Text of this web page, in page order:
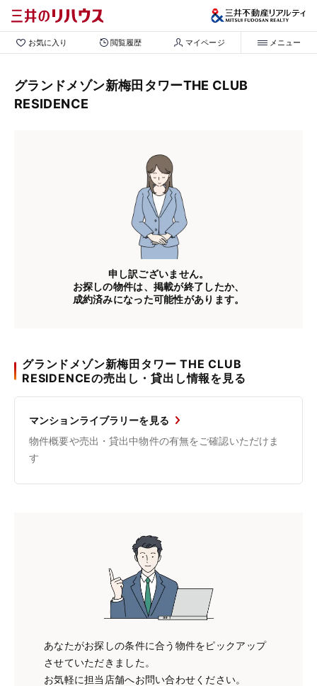
お気に入り 閲覧履歴 マイページ メニュー
グランドメゾン新梅田タワーTHE CLUB
RESIDENCE
申し訳ございません。
お探しの物件は、掲載が終了したか、
成約済みになった可能性があります。
グランドメゾン新梅田タワー THE CLUB
RESIDENCEの売出し・貸出し情報を見る
マンションライブラリーを見る
物件概要や売出・貸出中物件の有無をご確認いただけま
す
あなたがお探しの条件に合う物件をピックアップ
させていただきました。
お気軽に担当店舗へお問い合わせください。